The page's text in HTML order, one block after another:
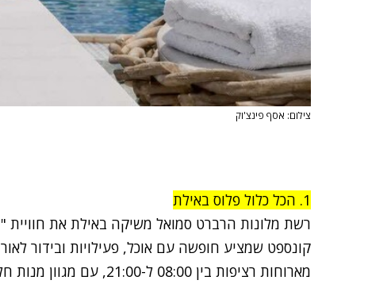
צילום: אסף פינצ'וק
1. הכל כלול פלוס באילת
רשת מלונות הרברט סמואל משיקה באילת את חוויית
קונספט שמציע חופשה עם אוכל, פעילויות ובידור
מארוחות רציפות בין 08:00